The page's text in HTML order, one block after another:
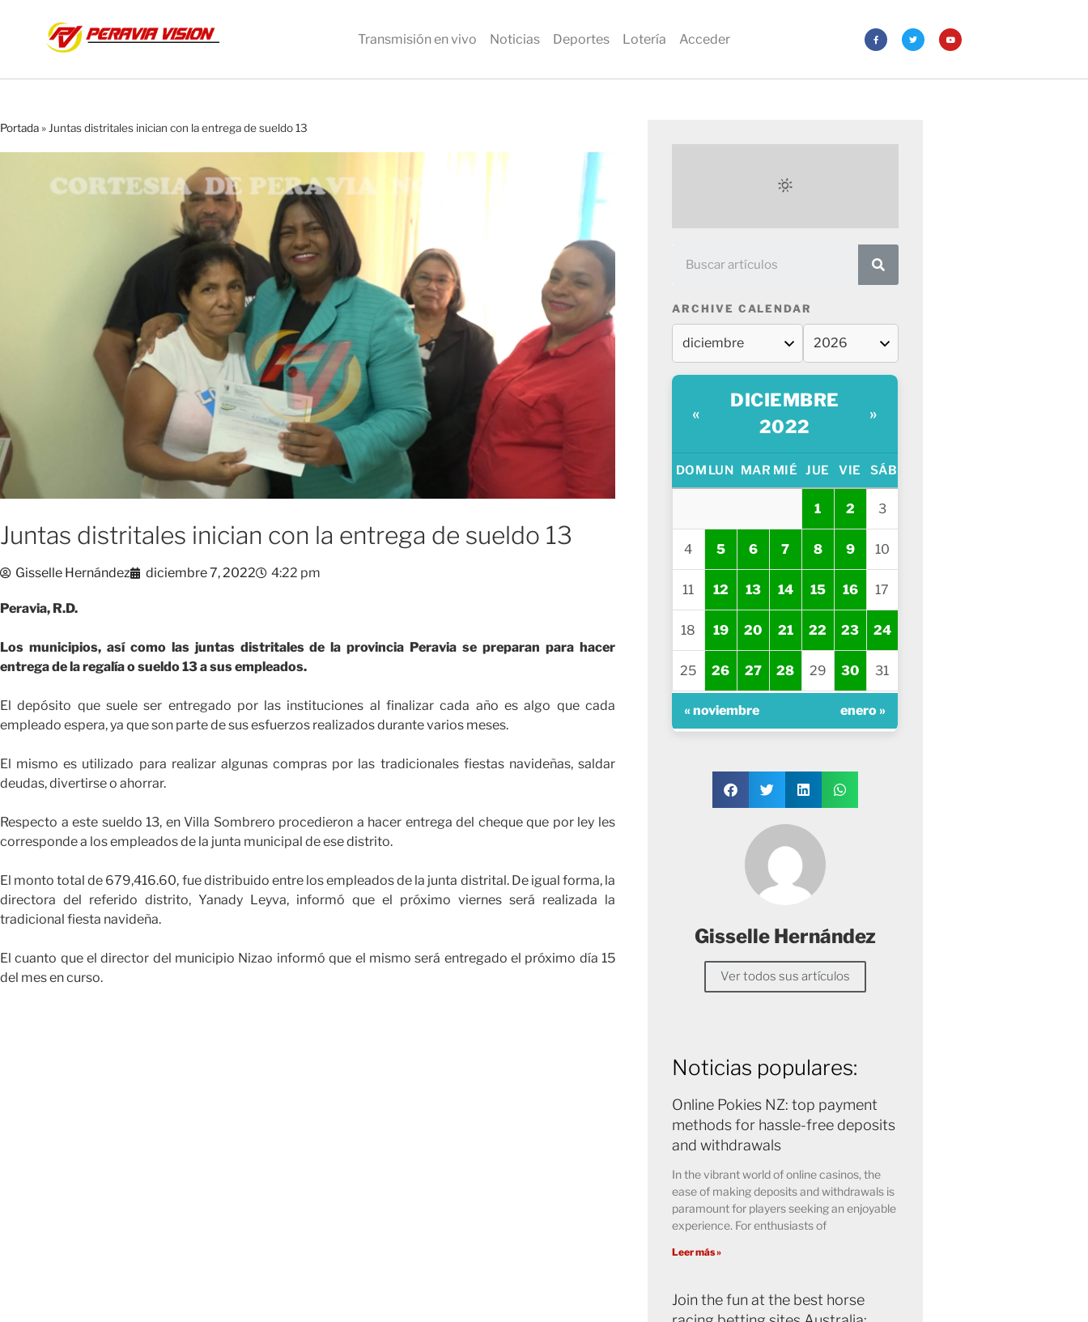
Transmisión en vivo Noticias Deportes Lotería Acceder
Portada»Juntas distritales inician con la entrega de sueldo 13
Juntas distritales inician con la entrega de sueldo 13
Gisselle Hernández diciembre 7, 2022 4:22 pm
Peravia, R.D.
Los municipios, así como las juntas distritales de la provincia Peravia se preparan para hacer
entrega de la regalía o sueldo 13 a sus empleados.
El depósito que suele ser entregado por las instituciones al finalizar cada año es algo que cada
empleado espera, ya que son parte de sus esfuerzos realizados durante varios meses.
El mismo es utilizado para realizar algunas compras por las tradicionales fiestas navideñas, saldar
deudas, divertirse o ahorrar.
Respecto a este sueldo 13, en Villa Sombrero procedieron a hacer entrega del cheque que por ley les
corresponde a los empleados de la junta municipal de ese distrito.
El monto total de 679,416.60, fue distribuido entre los empleados de la junta distrital. De igual forma, la
directora del referido distrito, Yanady Leyva, informó que el próximo viernes será realizada la
tradicional fiesta navideña.
El cuanto que el director del municipio Nizao informó que el mismo será entregado el próximo día 15
del mes en curso.
ARCHIVE CALENDAR
«
DICIEMBRE
2022
»
DOM LUN MAR MIÉ JUE VIE SÁB
1 2 3
4 5 6 7 8 9 10
11 12 13 14 15 16 17
18 19 20 21 22 23 24
25 26 27 28 29 30 31
« noviembre enero »
Gisselle Hernández
Ver todos sus artículos
Noticias populares:
Online Pokies NZ: top payment
methods for hassle-free deposits
and withdrawals
In the vibrant world of online casinos, the
ease of making deposits and withdrawals is
paramount for players seeking an enjoyable
experience. For enthusiasts of
Leer más »
Join the fun at the best horse